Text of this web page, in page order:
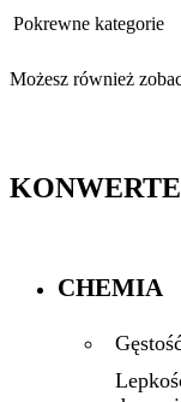
Pokrewne kategorie
Możesz również
CHEMIA